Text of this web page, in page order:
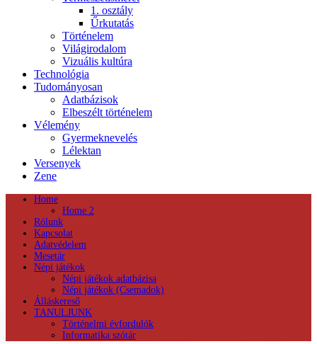
1. osztály
Űrkutatás
Történelem
Világirodalom
Vizuális kultúra
Technológia
Tudományosan
Adatbázisok
Elbeszélt történelem
Vélemény
Gyermeknevelés
Lélektan
Versenyek
Zene
Home
Home 2
Rólunk
Kapcsolat
Adatvédelem
Mesetár
Népi játékok
Népi játékok adatbázisa
Népi játékok (Csemadok)
Álláskereső
TANULJUNK
Történelmi évfordulók
Informatika szótár